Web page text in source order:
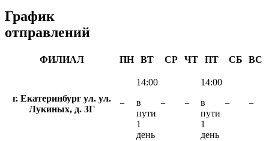
График
отправлений
ФИЛИАЛ ПН ВТ СР ЧТ ПТ СБ ВС
г. Екатеринбург ул. ул.
Лукиных, д. 3Г
−
14:00
в
пути
1
день
− −
14:00
в
пути
1
день
− −